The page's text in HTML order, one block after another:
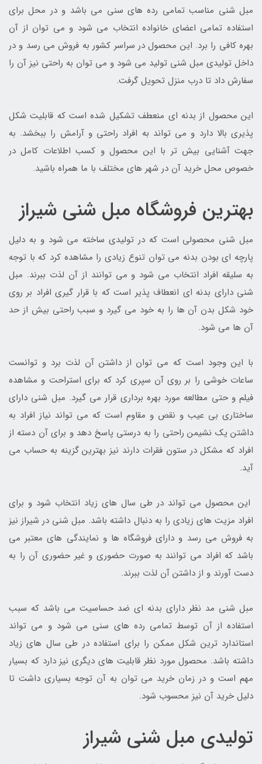
مبل شنی مناسب تمامی رده های سنی می باشد و در محل برای
استفاده تمامی اعضای خانواده انتخاب می شود و می توان از آن
بهره کافی را برد. این محصول در سراسر کشور به فروش می رسد و در
داخل تولیدی مبل شنی تولید می شود و می توان به راحتی نیز آن را
سفارش داد تا درب منزل تحویل گرفت.
این محصول از بدنه ای منعطف تشکیل شده است که قابلیت شکل
پذیری بالا دارد و می تواند به افراد راحتی و آرامش را ببخشد. به
جهت آشنایی بیش تر با این محصول و کسب اطلاعات کامل در
خصوص محل خرید آن در شهر های مختلف با ما همراه باشید.
بهترین فروشگاه مبل شنی شیراز
مبل شنی محصولی است که در تولیدی ساخته می شود و به دلیل
پارچه ای بودن بدنه می توان تنوع زیادی را مشاهده کرد که با توجه
به سلیقه افراد انتخاب می شود و می توانند از آن لذت ببرند. مبل
شنی دارای بدنه ای انعطاف پذیر است که با قرار گیری افراد بر روی
خود شکل بدن آن ها را به خود می گیرد و سبب راحتی بیش از حد
آن ها می شود.
با این وجود است که می توان از داشتن آن لذت برد و توانست
ساعات خوشی را بر روی آن سپری کرد که برای استراحت و مشاهده
فیلم و حتی مطالعه مورد بهره برداری قرار می گیرد. مبل شنی دارای
ساختاری بی عیب و نقص و مقاوم است که می تواند نیاز افراد به
داشتن یک نشیمن راحتی را به درستی پاسخ دهد و برای آن دسته از
افراد که مشکل در ستون فقرات دارند نیز بهترین گزینه به حساب می
آید.
این محصول می تواند در طی سال های زیاد انتخاب شود و برای
افراد مزیت های زیادی را به دنبال داشته باشد. مبل شنی در شیراز نیز
به فروش می رسد و دارای فروشگاه ها و نمایندگی های معتبر می
باشد که افراد می توانند به صورت حضوری و غیر حضوری آن را به
دست آورند و از داشتن آن لذت ببرند.
مبل شنی مد نظر دارای بدنه ای ضد حساسیت می باشد که سبب
استفاده از آن توسط تمامی رده های سنی می شود و می تواند
استاندارد ترین شکل ممکن را برای استفاده در طی سال های زیاد
داشته باشد. محصول مورد نظر قابلیت های دیگری نیز دارد که بسیار
مهم است و در زمان خرید می توان به آن توجه بسیاری داشت تا
دلیل خرید آن نیز محسوب شود.
تولیدی مبل شنی شیراز